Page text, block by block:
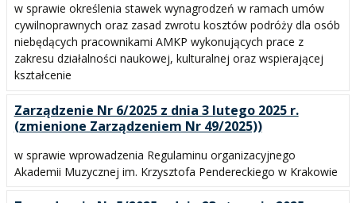
w sprawie określenia stawek wynagrodzeń w ramach umów
cywilnoprawnych oraz zasad zwrotu kosztów podróży dla osób
niebędących pracownikami AMKP wykonujących prace z
zakresu działalności naukowej, kulturalnej oraz wspierającej
kształcenie
Zarządzenie Nr 6/2025 z dnia 3 lutego 2025 r.
(zmienione Zarządzeniem Nr 49/2025))
w sprawie wprowadzenia Regulaminu organizacyjnego
Akademii Muzycznej im. Krzysztofa Pendereckiego w Krakowie